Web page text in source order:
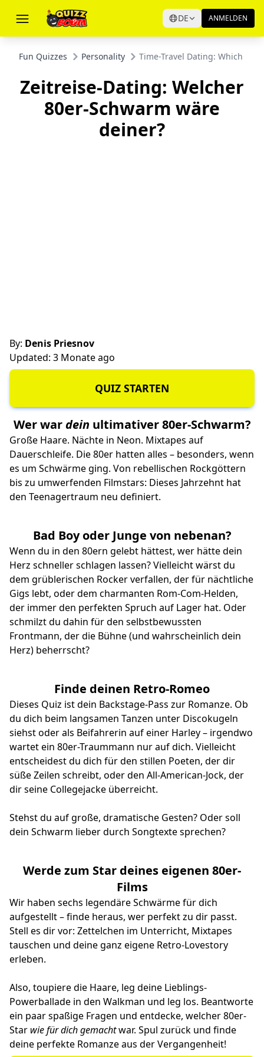
DE ANMELDEN
Fun Quizzes Personality Time-Travel Dating: Which 80s
Zeitreise-Dating: Welcher
80er-Schwarm wäre
deiner?
By: Denis Priesnov
Updated: 3 Monate ago
QUIZ STARTEN
Wer war dein ultimativer 80er-Schwarm?
Große Haare. Nächte in Neon. Mixtapes auf
Dauerschleife. Die 80er hatten alles – besonders, wenn
es um Schwärme ging. Von rebellischen Rockgöttern
bis zu umwerfenden Filmstars: Dieses Jahrzehnt hat
den Teenagertraum neu definiert.
Bad Boy oder Junge von nebenan?
Wenn du in den 80ern gelebt hättest, wer hätte dein
Herz schneller schlagen lassen? Vielleicht wärst du
dem grüblerischen Rocker verfallen, der für nächtliche
Gigs lebt, oder dem charmanten Rom-Com-Helden,
der immer den perfekten Spruch auf Lager hat. Oder
schmilzt du dahin für den selbstbewussten
Frontmann, der die Bühne (und wahrscheinlich dein
Herz) beherrscht?
Finde deinen Retro-Romeo
Dieses Quiz ist dein Backstage-Pass zur Romanze. Ob
du dich beim langsamen Tanzen unter Discokugeln
siehst oder als Beifahrerin auf einer Harley – irgendwo
wartet ein 80er-Traummann nur auf dich. Vielleicht
entscheidest du dich für den stillen Poeten, der dir
süße Zeilen schreibt, oder den All-American-Jock, der
dir seine Collegejacke überreicht.
Stehst du auf große, dramatische Gesten? Oder soll
dein Schwarm lieber durch Songtexte sprechen?
Werde zum Star deines eigenen 80er-
Films
Wir haben sechs legendäre Schwärme für dich
aufgestellt – finde heraus, wer perfekt zu dir passt.
Stell es dir vor: Zettelchen im Unterricht, Mixtapes
tauschen und deine ganz eigene Retro-Lovestory
erleben.
Also, toupiere die Haare, leg deine Lieblings-
Powerballade in den Walkman und leg los. Beantworte
ein paar spaßige Fragen und entdecke, welcher 80er-
Star wie für dich gemachtwar. Spul zurück und finde
deine perfekte Romanze aus der Vergangenheit!